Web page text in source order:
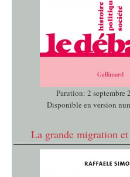
Parution: 2 septembre
Disponible en version
La grande migration